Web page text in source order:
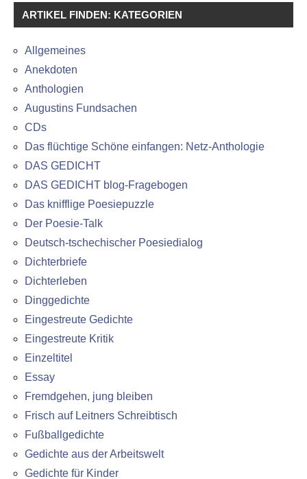
ARTIKEL FINDEN: KATEGORIEN
Allgemeines
Anekdoten
Anthologien
Augustins Fundsachen
CDs
Das flüchtige Schöne einfangen: Netz-Anthologie
DAS GEDICHT
DAS GEDICHT blog-Fragebogen
Das knifflige Poesiepuzzle
Der Poesie-Talk
Deutsch-tschechischer Poesiedialog
Dichterbriefe
Dichterleben
Dinggedichte
Eingestreute Gedichte
Eingestreute Kritik
Einzeltitel
Essay
Fremdgehen, jung bleiben
Frisch auf Leitners Schreibtisch
Fußballgedichte
Gedichte aus der Arbeitswelt
Gedichte für Kinder